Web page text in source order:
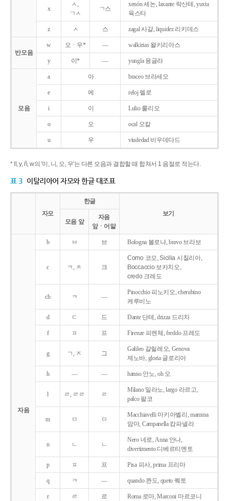
x
ㅅ,
ㄱㅅ
ㄱ스
xenón 세논, laxante 락산테, yuxta
육스타
z ㅅ 스 zagal 사갈, liquidez 리키데스
반모음
w 오ㆍ우* ― walkirias 왈키리아스
y 이* ― yungla 융글라
모음
a 아 braceo 브라세오
e 에 reloj 렐로
i 이 Lulio 룰리오
o 오 ocal 오칼
u 우 viudedad 비우데다드
* ll, y, ñ, w의 '이, 니, 오, 우'는 다른 모음과 결합할 때 합쳐서 1 음절로 적는다.
표 3 이탈리아어 자모와 한글 대조표
자모
한글
보기
모음 앞
자음
앞ㆍ어말
자음
b ㅂ 브 Bologna 볼로냐, bravo 브라보
c ㅋ, ㅊ 크
Como 코모, Sicilia 시칠리아,
Boccaccio 보카치오,
credo 크레도
ch ㅋ ―
Pinocchio 피노키오, cherubino
케루비노
d ㄷ 드 Dante 단테, drizza 드리차
f ㅍ 프 Firenze 피렌체, freddo 프레도
g ㄱ, ㅈ 그
Galileo 갈릴레오, Genova
제노바, gloria 글로리아
h ― ― hanno 안노, oh 오
l ㄹ, ㄹㄹ ㄹ
Milano 밀라노, largo 라르고,
palco 팔코
m ㅁ ㅁ
Macchiavelli 마키아벨리, mamma
맘마, Campanella 캄파넬라
n ㄴ ㄴ
Nero 네로, Anna 안나,
divertimento 디베르티멘토
p ㅍ 프 Pisa 피사, prima 프리마
q ㅋ ― quando 콴도, queto 퀘토
r ㄹ 르 Roma 로마, Marconi 마르코니